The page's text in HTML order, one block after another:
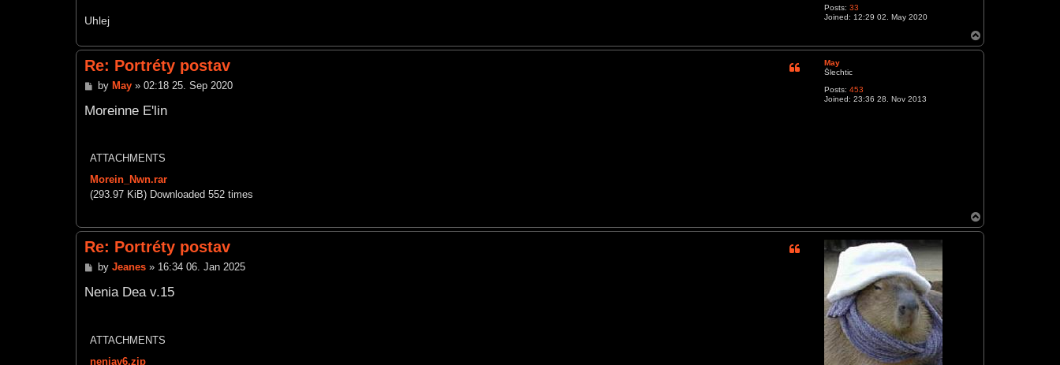
Posts: 33
Joined: 12:29 02. May 2020
Uhlej
o
p
May
Šlechtic
Posts: 453
Joined: 23:36 28. Nov 2013
Re: Portréty postav
P
s
by May» 02:18 25. Sep 2020
Moreinne E'lin
ATTACHMENTS
Morein_Nwn.rar
(293.97 KiB) Downloaded 552 times
o
p
Re: Portréty postav
P
s
by Jeanes» 16:34 06. Jan 2025
Nenia Dea v.15
ATTACHMENTS
neniav6.zip